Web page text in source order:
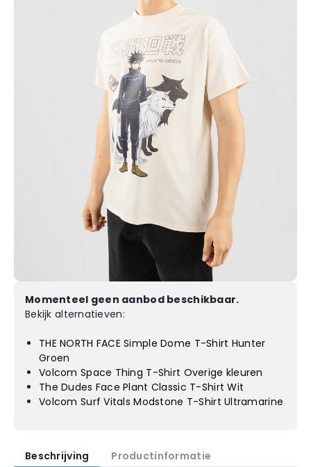
Momenteel geen aanbod beschikbaar.
Bekijk alternatieven:
THE NORTH FACE Simple Dome T-Shirt Hunter
Groen
Volcom Space Thing T-Shirt Overige kleuren
The Dudes Face Plant Classic T-Shirt Wit
Volcom Surf Vitals Modstone T-Shirt Ultramarine
Beschrijving Productinformatie